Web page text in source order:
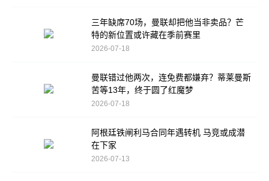
三年缺席70场，曼联却把他当非卖品？芒
特的新位置或许藏在季前赛里
2026-07-18
曼联错过他两次，连免费都嫌弃？蒂莱曼斯
苦等13年，终于圆了红魔梦
2026-07-18
阿根廷铁闸利马合同年遇转机 马竞或成潜
在下家
2026-07-13